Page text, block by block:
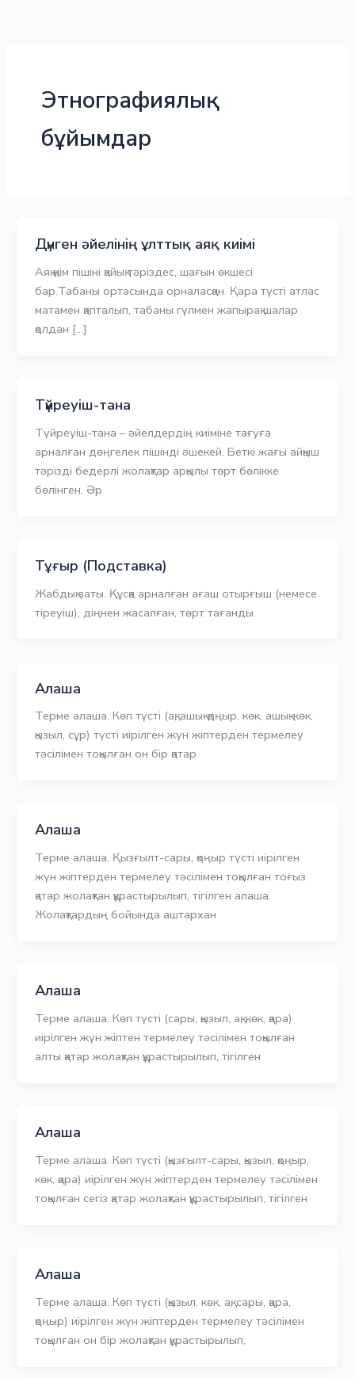
Этнографиялық
бұйымдар
Дүнген әйелінің ұлттық аяқ киімі
Аяқ қиім пішіні қайық тәріздес, шағын өкшесі
бар.Табаны ортасында орналасқан. Қара түсті атлас
матамен қапталып, табаны гүлмен жапырақ шалар
қолдан […]
Түйреуіш-тана
Түйреуіш-тана – әйелдердің киіміне тағуға
арналған дөңгелек пішінді әшекей. Беткі жағы айқыш
тәрізді бедерлі жолақтар арқылы төрт бөлікке
бөлінген. Әр
Тұғыр (Подставка)
Жабдық заты. Құсқа арналған ағаш отырғыш (немесе
тіреуіш), діңнен жасалған, төрт тағанды.
Алаша
Терме алаша. Көп түсті (ақ, ашық-қоңыр, көк, ашық-көк,
қызыл, сұр) түсті иірілген жүн жіптерден термелеу
тәсілімен тоқылған он бір қатар
Алаша
Терме алаша. Қызғылт-сары, қоңыр түсті иірілген
жүн жіптерден термелеу тәсілімен тоқылған тоғыз
қатар жолақтан құрастырылып, тігілген алаша.
Жолақтардың бойында аштархан
Алаша
Терме алаша. Көп түсті (сары, қызыл, ақ, көк, қара)
иірілген жүн жіптен термелеу тәсілімен тоқылған
алты қатар жолақтан құрастырылып, тігілген
Алаша
Терме алаша. Көп түсті (қызғылт-сары, қызыл, қоңыр,
көк, қара) иірілген жүн жіптерден термелеу тәсілімен
тоқылған сегіз қатар жолақтан құрастырылып, тігілген
Алаша
Терме алаша. Көп түсті (қызыл, көк, ақ, сары, қара,
қоңыр) иірілген жүн жіптерден термелеу тәсілімен
тоқылған он бір жолақтан құрастырылып,